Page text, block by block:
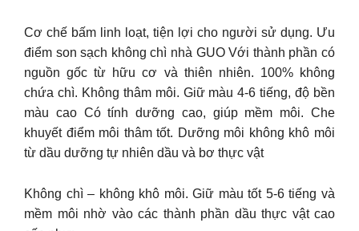
Cơ chế bấm linh loạt, tiện lợi cho người sử dụng. Ưu
điểm son sạch không chì nhà GUO Với thành phần có
nguồn gốc từ hữu cơ và thiên nhiên. 100% không
chứa chì. Không thâm môi. Giữ màu 4-6 tiếng, độ bền
màu cao Có tính dưỡng cao, giúp mềm môi. Che
khuyết điểm môi thâm tốt. Dưỡng môi không khô môi
từ dầu dưỡng tự nhiên dầu và bơ thực vật
Không chì – không khô môi. Giữ màu tốt 5-6 tiếng và
mềm môi nhờ vào các thành phần dầu thực vật cao